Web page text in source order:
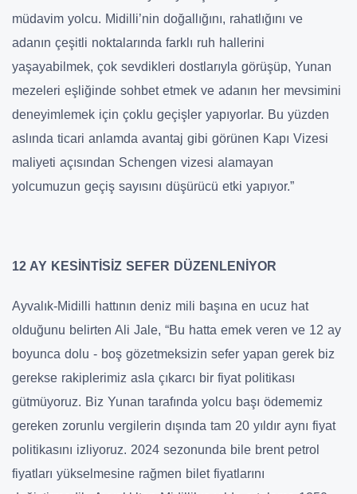
müdavim yolcu. Midilli’nin doğallığını, rahatlığını ve
adanın çeşitli noktalarında farklı ruh hallerini
yaşayabilmek, çok sevdikleri dostlarıyla görüşüp, Yunan
mezeleri eşliğinde sohbet etmek ve adanın her mevsimini
deneyimlemek için çoklu geçişler yapıyorlar. Bu yüzden
aslında ticari anlamda avantaj gibi görünen Kapı Vizesi
maliyeti açısından Schengen vizesi alamayan
yolcumuzun geçiş sayısını düşürücü etki yapıyor.”
12 AY KESİNTİSİZ SEFER DÜZENLENİYOR
Ayvalık-Midilli hattının deniz mili başına en ucuz hat
olduğunu belirten Ali Jale, “Bu hatta emek veren ve 12 ay
boyunca dolu - boş gözetmeksizin sefer yapan gerek biz
gerekse rakiplerimiz asla çıkarcı bir fiyat politikası
gütmüyoruz. Biz Yunan tarafında yolcu başı ödememiz
gereken zorunlu vergilerin dışında tam 20 yıldır aynı fiyat
politikasını izliyoruz. 2024 sezonunda bile brent petrol
fiyatları yükselmesine rağmen bilet fiyatlarını